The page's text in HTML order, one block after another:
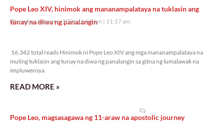
Pope Leo XIV, hinimok ang mananampalataya na tuklasin ang
tunay na diwa ng panalangin
Thursday, August 6, 2026 11:17 am 11:17 am
16,342 total reads Hinimok ni Pope Leo XIV ang mga mananampalataya na
muling tuklasin ang tunay na diwa ng panalangin sa gitna ng lumalawak na
impluwensya
READ MORE »
Pope Leo, magsasagawa ng 11-araw na apostolic journey